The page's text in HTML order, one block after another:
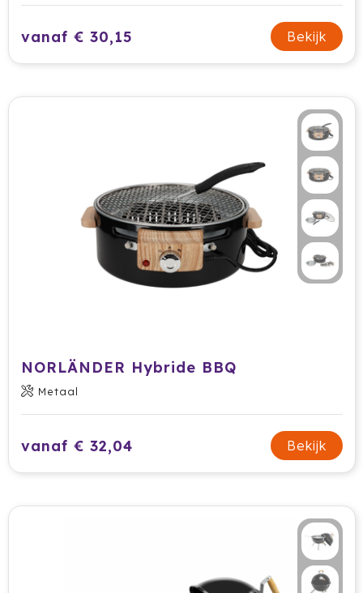
Wellmark
Xoopar
vanaf € 30,15 Bekijk
NORLÄNDER Hybride BBQ
Metaal
vanaf € 32,04 Bekijk